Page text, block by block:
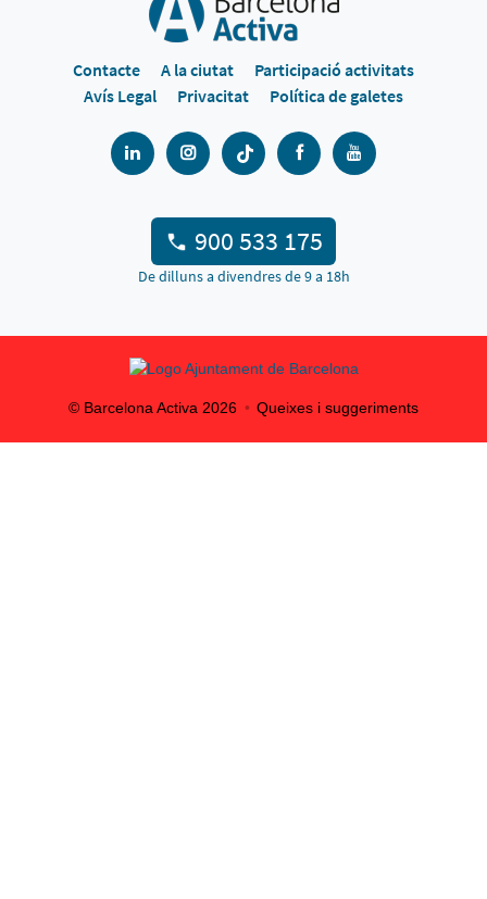
Contacte A la ciutat
Participació activitats
Avís Legal
Privacitat Política de galetes
900 533 175
De dilluns a divendres de 9 a 18h
© Barcelona Activa 2026 Queixes i suggeriments